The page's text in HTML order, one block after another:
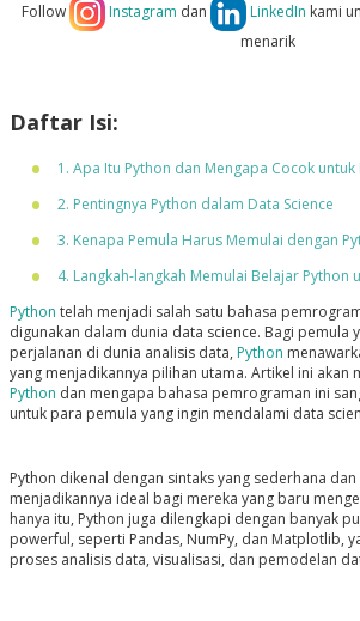
Follow Instagram dan LinkedIn kami
menarik
Daftar Isi:
1. Apa Itu Python dan Mengapa Cocok untuk
2. Pentingnya Python dalam Data Science
3. Kenapa Pemula Harus Memulai dengan
4. Langkah-langkah Memulai Belajar Python
Python telah menjadi salah satu bahasa
digunakan dalam dunia data science. Bagi pemula
perjalanan di dunia analisis data, Python
yang menjadikannya pilihan utama. Artikel ini akan
Python dan mengapa bahasa pemrograman ini
untuk para pemula yang ingin mendalami data
Python dikenal dengan sintaks yang sederhana
menjadikannya ideal bagi mereka yang baru
hanya itu, Python juga dilengkapi dengan banyak
powerful, seperti Pandas, NumPy, dan Matplotlib,
proses analisis data, visualisasi, dan pemodelan